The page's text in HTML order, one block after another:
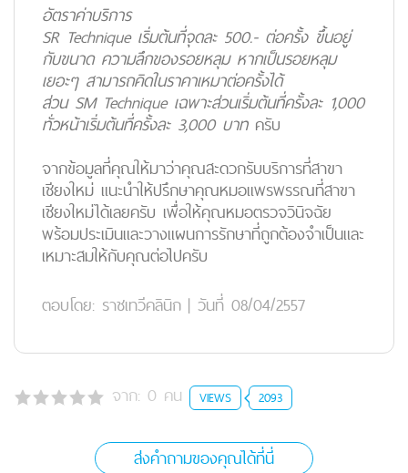
อัตราค่าบริการ
SR Technique เริ่มต้นที่จุดละ 500.- ต่อครั้ง ขึ้นอยู่
กับขนาด ความลึกของรอยหลุม หากเป็นรอยหลุม
เยอะๆ สามารถคิดในราคาเหมาต่อครั้งได้
ส่วน SM Technique เฉพาะส่วนเริ่มต้นที่ครั้งละ 1,000
ทั่วหน้าเริ่มต้นที่ครั้งละ 3,000 บาทครับ
จากข้อมูลที่คุณให้มาว่าคุณสะดวกรับบริการที่สาขา
เชียงใหม่ แนะนำให้ปรึกษาคุณหมอแพรพรรณที่สาขา
เชียงใหม่ได้เลยครับ เพื่อให้คุณหมอตรวจวินิจฉัย
พร้อมประเมินและวางแผนการรักษาที่ถูกต้องจำเป็นและ
เหมาะสมให้กับคุณต่อไปครับ
ตอบโดย: ราชเทวีคลินิก | วันที่ 08/04/2557
จาก: 0 คน VIEWS 2093
ส่งคำถามของคุณได้ที่นี่